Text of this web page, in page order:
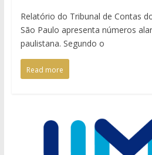
Relatório do Tribunal de Contas
São Paulo apresenta números
paulistana. Segundo o
Read more